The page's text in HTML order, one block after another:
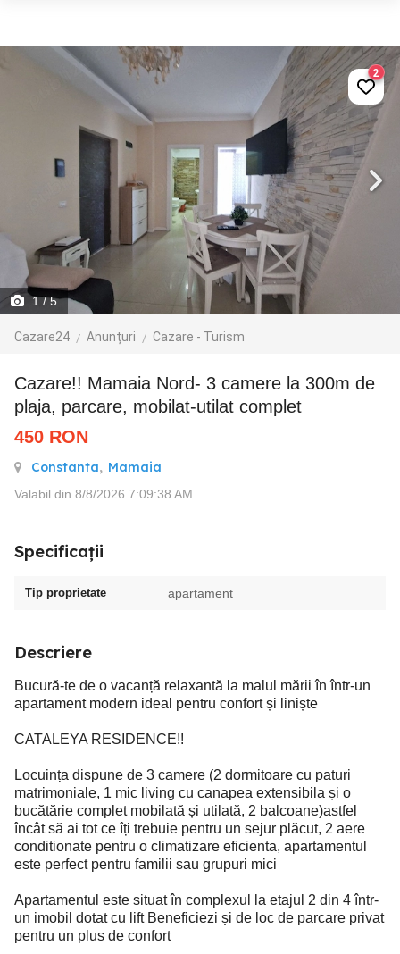
1/ 5
Cazare24 Anunțuri Cazare - Turism
2
Cazare!! Mamaia Nord- 3 camere la 300m de
plaja, parcare, mobilat-utilat complet
450 RON
Constanta, Mamaia
Valabil din 8/8/2026 7:09:38 AM
Specificații
Tip proprietate apartament
Descriere
Bucură-te de o vacanță relaxantă la malul mării în într-un
apartament modern ideal pentru confort și liniște
CATALEYA RESIDENCE!!
Locuința dispune de 3 camere (2 dormitoare cu paturi
matrimoniale, 1 mic living cu canapea extensibila și o
bucătărie complet mobilată și utilată, 2 balcoane)astfel
încât să ai tot ce îți trebuie pentru un sejur plăcut, 2 aere
conditionate pentru o climatizare eficienta, apartamentul
este perfect pentru familii sau grupuri mici
Apartamentul este situat în complexul la etajul 2 din 4 într-
un imobil dotat cu lift Beneficiezi și de loc de parcare privat
pentru un plus de confort